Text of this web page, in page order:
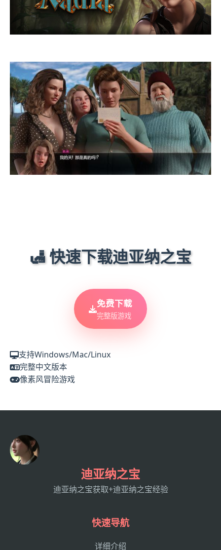
🛃 快速下载迪亚纳之宝
免费下载
完整版游戏
支持Windows/Mac/Linux
完整中文版本
像素风冒险游戏
迪亚纳之宝
迪亚纳之宝获取+迪亚纳之宝经验
快速导航
详细介绍